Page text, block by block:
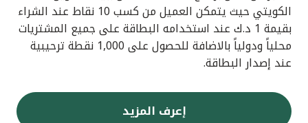
الكويتي حيث يتمكن العميل من كسب 10 نقاط عند الشراء
بقيمة 1 د.ك عند استخدامه البطاقة على جميع المشتريات
محلياً ودولياً بالاضافة للحصول على 1,000 نقطة ترحيبية
عند إصدار البطاقة.
إعرف المزيد